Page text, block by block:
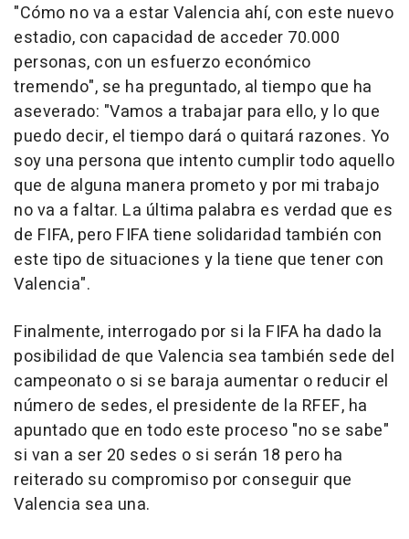
"Cómo no va a estar Valencia ahí, con este nuevo
estadio, con capacidad de acceder 70.000
personas, con un esfuerzo económico
tremendo", se ha preguntado, al tiempo que ha
aseverado: "Vamos a trabajar para ello, y lo que
puedo decir, el tiempo dará o quitará razones. Yo
soy una persona que intento cumplir todo aquello
que de alguna manera prometo y por mi trabajo
no va a faltar. La última palabra es verdad que es
de FIFA, pero FIFA tiene solidaridad también con
este tipo de situaciones y la tiene que tener con
Valencia".
Finalmente, interrogado por si la FIFA ha dado la
posibilidad de que Valencia sea también sede del
campeonato o si se baraja aumentar o reducir el
número de sedes, el presidente de la RFEF, ha
apuntado que en todo este proceso "no se sabe"
si van a ser 20 sedes o si serán 18 pero ha
reiterado su compromiso por conseguir que
Valencia sea una.